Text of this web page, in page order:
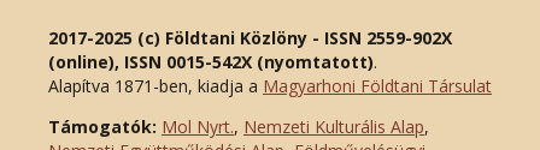
2017-2025 (c) Földtani Közlöny - ISSN 2559-902X
(online), ISSN 0015-542X (nyomtatott).
Alapítva 1871-ben, kiadja a Magyarhoni Földtani Társulat
Támogatók: Mol Nyrt., Nemzeti Kulturális Alap,